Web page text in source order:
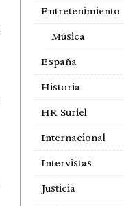
Entretenimiento
Música
España
Historia
HR Suriel
Internacional
Intervistas
Justicia